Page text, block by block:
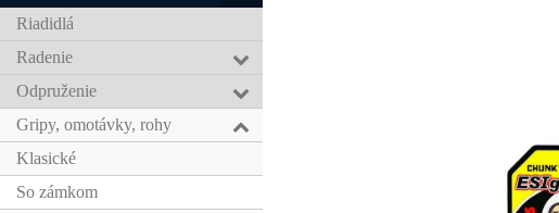
Riadidlá
Radenie
Odpruženie
Gripy, omotávky, rohy
Klasické
So zámkom